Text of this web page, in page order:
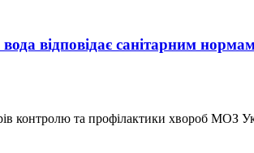
відповідає санітарним
контролю та профілактики хвороб МОЗ